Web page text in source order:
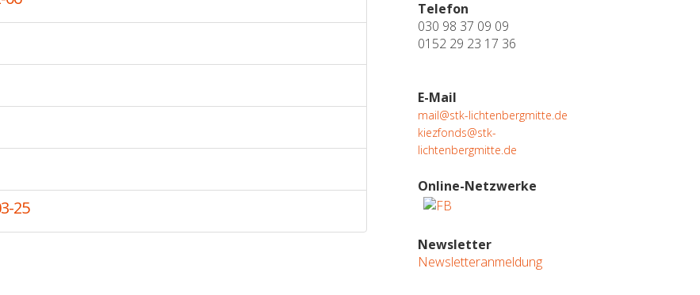
25
Telefon
030 98 37 09 09
0152 29 23 17 36
E-Mail
mail@stk-lichtenbergmitte.de
kiezfonds@stk-
lichtenbergmitte.de
Online-Netzwerke
Newsletter
Newsletteranmeldung